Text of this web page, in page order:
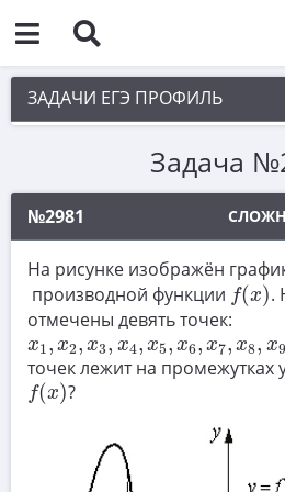
ЗАДАЧИ ЕГЭ ПРОФИЛЬ
1. Планиметрия
2. Векторы
3. Стереометрия
4. Классическое определение
5. Теория вероятностей
6. Уравнения
7. Нахождение значений
8. Производная
9. Задачи прикладного
Задача
№2981
На рисунке изображён
производной функции f(x)
f(x) .
отмечены девять точек:
x1, x2, x3, x4, x5, x6, x7, x8, x9
x1 x2 x3 x4 x5, x6, x7, x8, 9
точек лежит на промежутках
f(x)
f(x) ?